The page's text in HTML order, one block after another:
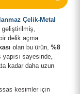
mm Şaft Girişli
Çelik-Metal
delik açma
olan bu ürün, %8
yapısı sayesinde,
kadar daha uzun
kesimler için